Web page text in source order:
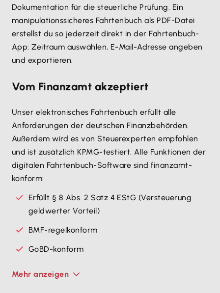
Dokumentation für die steuerliche Prüfung. Ein
manipulationssicheres Fahrtenbuch als PDF-Datei
erstellst du so jederzeit direkt in der Fahrtenbuch-
App: Zeitraum auswählen, E-Mail-Adresse angeben
und exportieren.
Vom Finanzamt akzeptiert
Unser elektronisches Fahrtenbuch erfüllt alle
Anforderungen der deutschen Finanzbehörden.
Außerdem wird es von Steuerexperten empfohlen
und ist zusätzlich KPMG-testiert. Alle Funktionen der
digitalen Fahrtenbuch-Software sind finanzamt-
konform:
Erfüllt § 8 Abs. 2 Satz 4 EStG (Versteuerung
geldwerter Vorteil)
BMF-regelkonform
GoBD-konform
Mehr anzeigen